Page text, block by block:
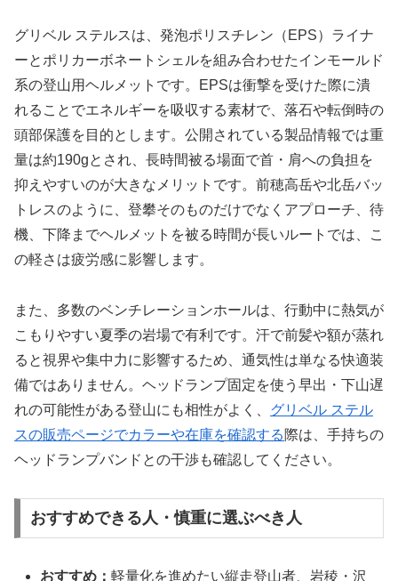
グリベル ステルスは、発泡ポリスチレン（EPS）ライナ
ーとポリカーボネートシェルを組み合わせたインモールド
系の登山用ヘルメットです。EPSは衝撃を受けた際に潰
れることでエネルギーを吸収する素材で、落石や転倒時の
頭部保護を目的とします。公開されている製品情報では重
量は約190gとされ、長時間被る場面で首・肩への負担を
抑えやすいのが大きなメリットです。前穂高岳や北岳バッ
トレスのように、登攀そのものだけでなくアプローチ、待
機、下降までヘルメットを被る時間が長いルートでは、こ
の軽さは疲労感に影響します。
また、多数のベンチレーションホールは、行動中に熱気が
こもりやすい夏季の岩場で有利です。汗で前髪や額が蒸れ
ると視界や集中力に影響するため、通気性は単なる快適装
備ではありません。ヘッドランプ固定を使う早出・下山遅
れの可能性がある登山にも相性がよく、 グリベル ステル
スの販売ページでカラーや在庫を確認する際は、手持ちの
ヘッドランプバンドとの干渉も確認してください。
おすすめできる人・慎重に選ぶべき人
おすすめ：軽量化を進めたい縦走登山者、岩稜・沢